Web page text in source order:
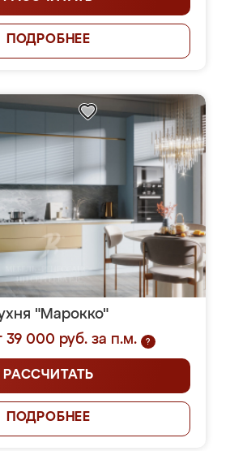
ПОДРОБНЕЕ
"Марокко"
39 000 руб. за п.м.
?
РАССЧИТАТЬ
ПОДРОБНЕЕ